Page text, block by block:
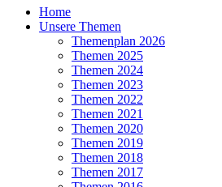
Home
Unsere Themen
Themenplan 2026
Themen 2025
Themen 2024
Themen 2023
Themen 2022
Themen 2021
Themen 2020
Themen 2019
Themen 2018
Themen 2017